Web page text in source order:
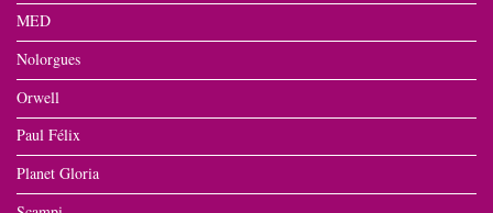
MED
Nolorgues
Orwell
Paul Félix
Planet Gloria